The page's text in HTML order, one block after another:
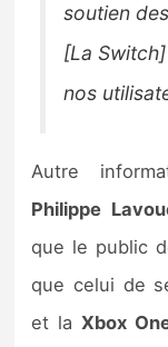
soutien
[La
nos
Autre
Philippe
que le public
que celui de
et laXbox